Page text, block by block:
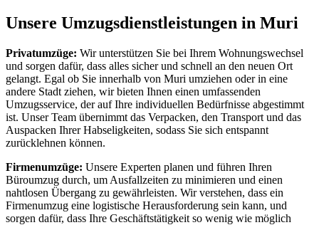
Unsere Umzugsdienstleistungen in Muri
Privatumzüge: Wir unterstützen Sie bei Ihrem Wohnungswechsel
und sorgen dafür, dass alles sicher und schnell an den neuen Ort
gelangt. Egal ob Sie innerhalb von Muri umziehen oder in eine
andere Stadt ziehen, wir bieten Ihnen einen umfassenden
Umzugsservice, der auf Ihre individuellen Bedürfnisse abgestimmt
ist. Unser Team übernimmt das Verpacken, den Transport und das
Auspacken Ihrer Habseligkeiten, sodass Sie sich entspannt
zurücklehnen können.
Firmenumzüge: Unsere Experten planen und führen Ihren
Büroumzug durch, um Ausfallzeiten zu minimieren und einen
nahtlosen Übergang zu gewährleisten. Wir verstehen, dass ein
Firmenumzug eine logistische Herausforderung sein kann, und
sorgen dafür, dass Ihre Geschäftstätigkeit so wenig wie möglich